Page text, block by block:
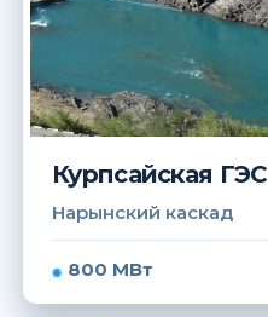
Курпсайская ГЭС
Нарынский каскад
800 МВт